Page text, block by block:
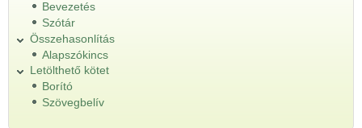
Bevezetés
Szótár
Összehasonlítás
Alapszókincs
Letölthető kötet
Borító
Szövegbelív